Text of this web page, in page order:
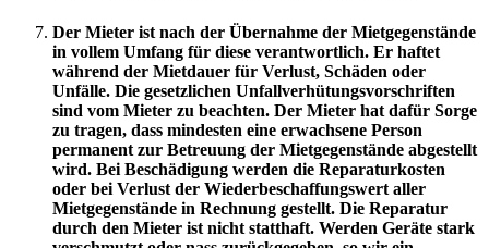
Der Mieter ist nach der Übernahme der Mietgegenstände
in vollem Umfang für diese verantwortlich. Er haftet
während der Mietdauer für Verlust, Schäden oder
Unfälle. Die gesetzlichen Unfallverhütungsvorschriften
sind vom Mieter zu beachten. Der Mieter hat dafür Sorge
zu tragen, dass mindesten eine erwachsene Person
permanent zur Betreuung der Mietgegenstände abgestellt
wird. Bei Beschädigung werden die Reparaturkosten
oder bei Verlust der Wiederbeschaffungswert aller
Mietgegenstände in Rechnung gestellt. Die Reparatur
durch den Mieter ist nicht statthaft. Werden Geräte stark